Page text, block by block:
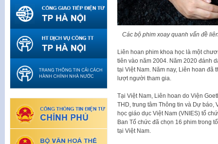
Các bộ phim xoay quanh vấn đề
Liên hoan phim khoa học là một
tiên vào năm 2004. Năm 2020 đánh
tại Việt Nam. Năm nay, Liên hoan đã
lượt người tham gia.
Tại Việt Nam, Liên hoan do Viện
THD, trung tâm Thông tin và Dự báo,
học giáo dục Việt Nam (VNIES) tổ
Ban Tổ chức đã chọn 16 phim trong
tại Việt Nam.